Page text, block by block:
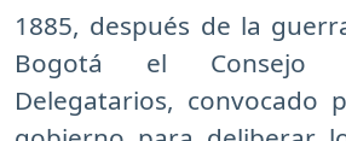
1885, después de la
Bogotá el Consejo
Delegatarios, convocado